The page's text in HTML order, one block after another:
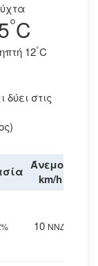
°C
12°C
στις
Άνεμος
km/h
% 10 ΝΝΔ